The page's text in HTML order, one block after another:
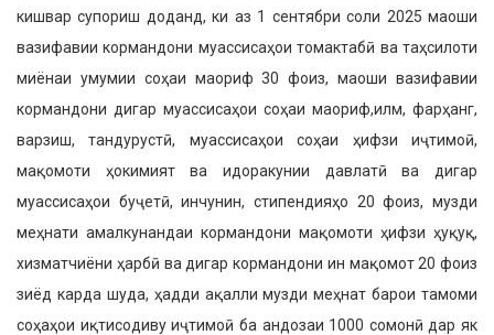
кишвар супориш доданд, ки аз 1 сентябри соли 2025 маоши
вазифавии кормандони муассисаҳои томактабӣ ва таҳсило­ти
миёнаи умумии соҳаи маориф 30 фоиз, маоши вазифавии
кормандони дигар муассисаҳои соҳаи маориф,илм, фарҳанг,
варзиш, тандурустӣ, муасси­саҳои соҳаи ҳифзи иҷтимоӣ,
мақомоти ҳокимият ва идоракунии давлатӣ ва дигар
муассисаҳои буҷетӣ, инчунин, стипендияҳо 20 фоиз, музди
меҳнати амалкунандаи кормандони мақомоти ҳифзи ҳуқуқ,
хизматчиёни ҳарбӣ ва дигар кормандони ин мақомот 20 фоиз
зиёд карда шуда, ҳадди ақалли музди меҳнат барои тамоми
соҳаҳои иқтисо­диву иҷтимоӣ ба андозаи 1000 сомонӣ дар як